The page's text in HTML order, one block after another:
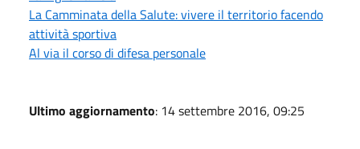
La Camminata della Salute: vivere il territorio facendo
attività sportiva
Al via il corso di difesa personale
Ultimo aggiornamento: 14 settembre 2016, 09:25